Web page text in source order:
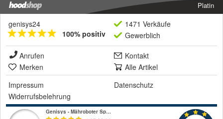
Platin
genisys24
100% positiv
1471 Verkäufe
Gewerblich
Anrufen
Kontakt
Merken
Alle Artikel
Impressum
Datenschutz
Widerrufsbelehrung